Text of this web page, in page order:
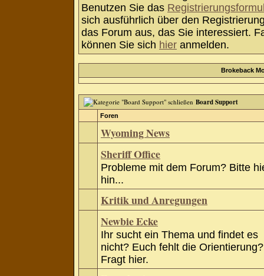
Benutzen Sie das
sich ausführlich über den
das Forum aus, das Sie interessiert.
können Sie sich hier anmelden.
Brokeback
Board Support
Foren
Wyoming News
Sheriff Office
Probleme mit dem Forum? Bitte
hin...
Kritik und Anregungen
Newbie Ecke
Ihr sucht ein Thema und findet es
nicht? Euch fehlt die Orientierung?
Fragt hier.